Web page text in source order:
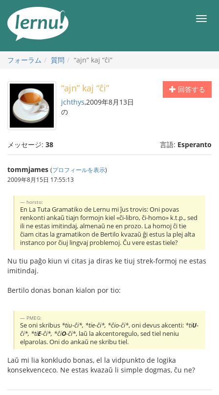
メ
フォーラム
質問 “ajn” kaj “ĉi”
回答する
“ajn” kaj “ĉi”
jchthys,2009年8月13日
の
メッセージ: 38 言語: Esperanto
tommjames (プロフィールを表示)
2009年8月15日 17:55:13
horsto:
En La Tuta Gramatiko de Lernu mi ĵus trovis: Oni povas
renkonti ankaŭ tiajn formojn kiel «ĉi-libro, ĉi-homo» k.t.p., sed
ili ne estas imitindaj, almenaŭ ne en prozo. La homoj ĉi tie
ĉiam citas la gramatikon de Bertilo kvazaŭ ĝi estus la plej alta
instanco por ĉiuj lingvaj problemoj. Ĉu vere estas tiele?
Nu tiu paĝo kiun vi citas ja diras ke tiuj strek-formoj ne estas
imitindaj.
Bertilo donas bonan kialon por tio:
PMEG:
Se oni skribus *tiu-ĉi*, *tie-ĉi*, *ĉio-ĉi*, oni devus akcenti: *tiU-
ĉi*, *tiE-ĉi*, *ĉiO-ĉi*, laŭ la akcentoregulo, sed tiel neniu
elparolas. Oni do ankaŭ ne skribu tiel.
Laŭ mi lia konkludo bonas, el la vidpunkto de logika
konsekvenceco. Ne estas kvazaŭ li simple dogmas, ĉu ne?